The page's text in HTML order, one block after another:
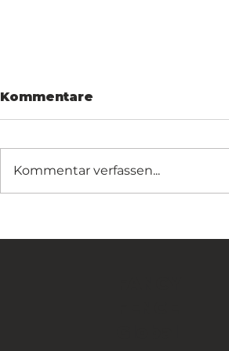
der
Kommentare
Kommentar verfassen...